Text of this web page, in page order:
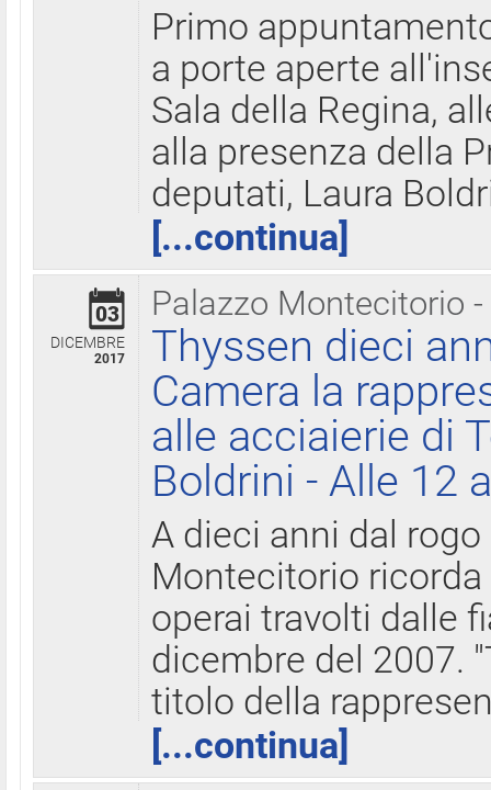
Primo
a porte aperte
Sala della Regina,
alla presenza della
deputati, Laura
[...continua]
Palazzo Montecitorio
03
DICEMBRE
2017
Thyssen dieci
Camera la
alle acciaierie di
Boldrini - Alle 12
A dieci anni dal
Montecitorio
operai travolti dalle
dicembre del 2007.
titolo della
[...continua]